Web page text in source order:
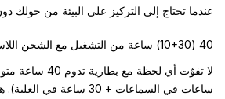
عندما تحتاج إلى التركيز على البيئة من حولك
40 (10+30) ساعة من التشغيل مع الشحن اللاسلكي
ساعات في السماعات + 30 ساعة